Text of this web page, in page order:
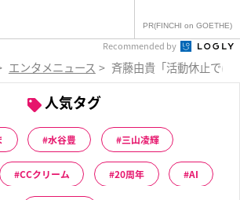
PR(FINCHI on GOETHE)
Recommended by
エンタメニュース > 斉藤由貴「活動休止では
人気タグ
水谷豊 三山凌輝
CCクリーム 20周年 AI